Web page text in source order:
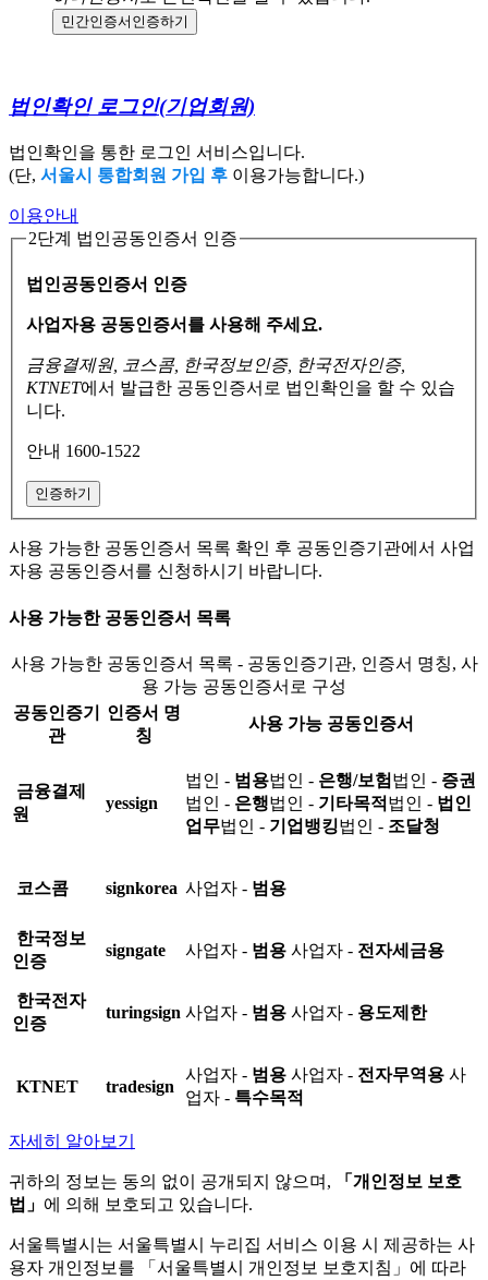
민간인증서 인증하기
법인확인 로그인(기업회원)
법인확인을 통한 로그인 서비스입니다.
(단, 서울시 통합회원 가입 후 이용가능합니다.)
이용안내
2단계 법인공동인증서 인증
법인공동인증서 인증
사업자용 공동인증서를 사용해 주세요.
금융결제원, 코스콤, 한국정보인증, 한국전자인증,
KTNET에서 발급한 공동인증서로 법인확인을 할 수 있습
니다.
안내 1600-1522
인증하기
사용 가능한 공동인증서 목록 확인 후 공동인증기관에서 사업
자용 공동인증서를 신청하시기 바랍니다.
사용 가능한 공동인증서 목록
사용 가능한 공동인증서 목록 - 공동인증기관, 인증서 명칭, 사
용 가능 공동인증서로 구성
공동인증기
관
인증서 명
칭
사용 가능 공동인증서
금융결제
원
yessign
법인 - 범용법인 - 은행/보험 법인 - 증권
법인 - 은행법인 - 기타목적 법인 - 법인
업무법인 - 기업뱅킹법인 - 조달청
코스콤 signkorea 사업자 - 범용
한국정보
인증
signgate 사업자 - 범용 사업자 - 전자세금용
한국전자
인증
turingsign 사업자 - 범용 사업자 - 용도제한
KTNET tradesign
사업자 - 범용 사업자 - 전자무역용 사
업자 - 특수목적
자세히 알아보기
귀하의 정보는 동의 없이 공개되지 않으며,
「개인정보 보호
법」 에 의해 보호되고 있습니다.
서울특별시는 서울특별시 누리집 서비스 이용 시 제공하는 사
용자 개인정보를 「서울특별시 개인정보 보호지침」에 따라